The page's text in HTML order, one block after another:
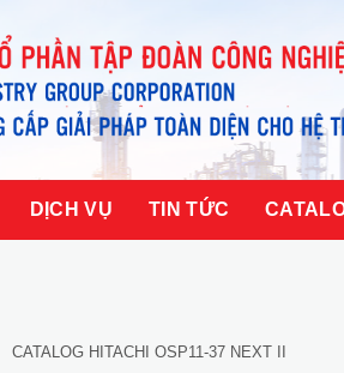
DỊCH VỤ TIN TỨC
CATALOG HITACHI OSP11-37 NEXT II